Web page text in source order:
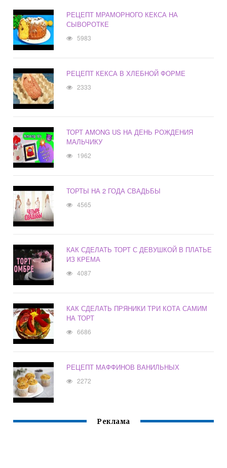
РЕЦЕПТ МРАМОРНОГО КЕКСА НА
СЫВОРОТКЕ
5983
РЕЦЕПТ КЕКСА В ХЛЕБНОЙ ФОРМЕ
2333
ТОРТ AMONG US НА ДЕНЬ РОЖДЕНИЯ
МАЛЬЧИКУ
1962
ТОРТЫ НА 2 ГОДА СВАДЬБЫ
4565
КАК СДЕЛАТЬ ТОРТ С ДЕВУШКОЙ В ПЛАТЬЕ
ИЗ КРЕМА
4087
КАК СДЕЛАТЬ ПРЯНИКИ ТРИ КОТА САМИМ
НА ТОРТ
6686
РЕЦЕПТ МАФФИНОВ ВАНИЛЬНЫХ
2272
Реклама